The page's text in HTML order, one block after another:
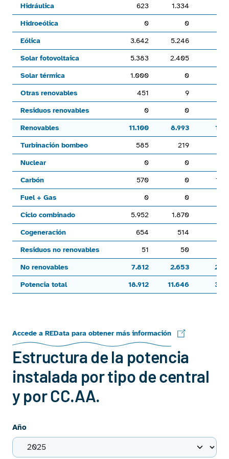
The chart has 1 Y axis displaying values. Range: 0 to
Hidráulica 623 1.334
Hidroeólica
0 0
Eólica
3.642 5.246
Solar fotovoltaica
5.383
2.405
Solar térmica
1.000 0
Otras renovables
451 9
Residuos renovables
0 0
Renovables
11.100 8.993
Turbinación bombeo
585 219
Nuclear
0 0
Carbón
570 0
Fuel + Gas
0 0
Ciclo combinado
5.952 1.870
Cogeneración
654 514
Residuos no renovables
51 50
No renovables
7.812 2.653
Potencia total
18.912 11.646
Accede a REData para obtener más información
Estructura de la potencia
instalada por tipo de central
y por CC.AA.
Año